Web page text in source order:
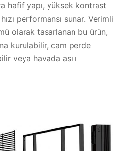
hafif yapı, yüksek kontrast
performansı sunar. Verimli
olarak tasarlanan bu ürün,
kurulabilir, cam perde
veya havada asılı